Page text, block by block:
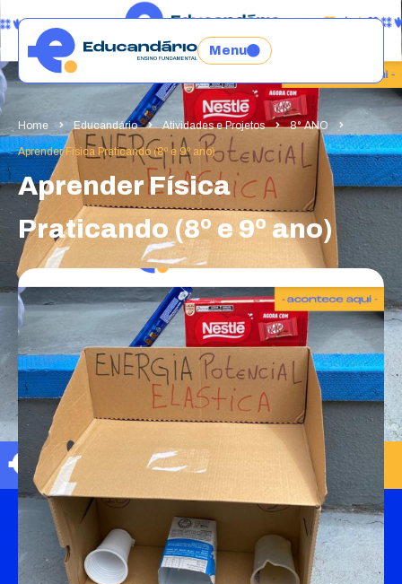
Menu
Home Educandário Atividades e Projetos 8° ANO
Aprender Física Praticando (8º e 9º ano)
Aprender Física
Praticando (8º e 9º ano)